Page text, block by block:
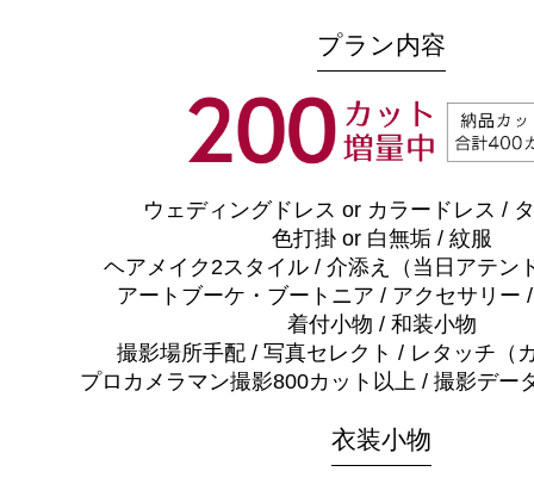
プラン内容
ウェディングドレス or カラードレス /
色打掛 or 白無垢 / 紋服
ヘアメイク2スタイル / 介添え（当日アテン
アートブーケ・ブートニア / アクセサリー
着付小物 / 和装小物
撮影場所手配 / 写真セレクト / レタッチ（
プロカメラマン撮影800カット以上 / 撮影デー
衣装小物